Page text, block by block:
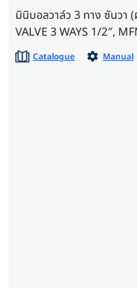
มินิบอลวาล์ว 3 ทาง ซันวา
VALVE 3 WAYS 1/2″,
Catalogue Manual